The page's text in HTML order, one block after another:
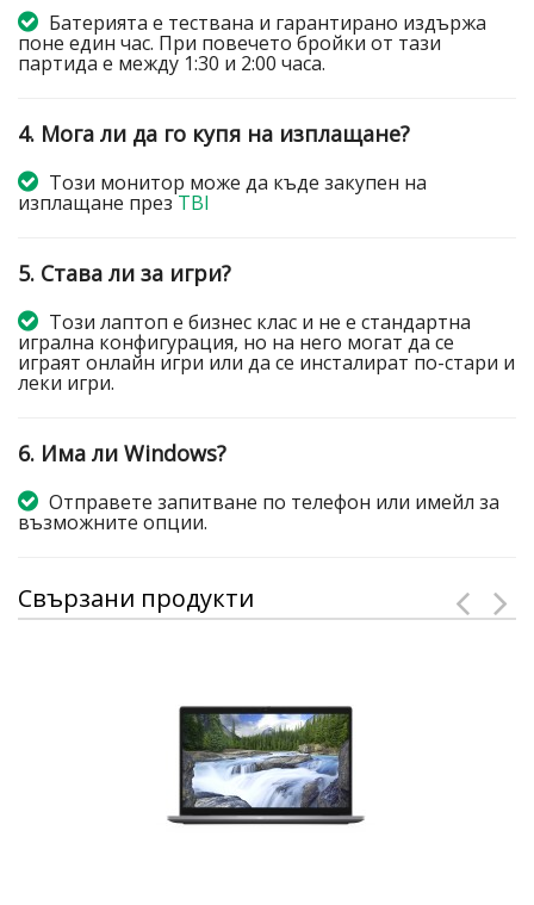
Батерията е тествана и гарантирано издържа
поне един час. При повечето бройки от тази
партида е между 1:30 и 2:00 часа.
4. Мога ли да го купя на изплащане?
Този монитор може да къде закупен на
изплащане презTBI
5. Става ли за игри?
Този лаптоп е бизнес клас и не е стандартна
игрална конфигурация, но на него могат да се
играят онлайн игри или да се инсталират по-стари и
леки игри.
6. Има ли Windows?
Отправете запитване по телефон или имейл за
възможните опции.
Свързани продукти